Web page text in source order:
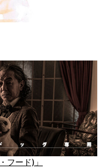
フード)」